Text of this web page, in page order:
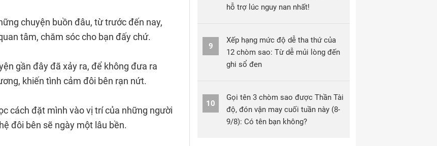
chuyện buồn đâu, từ trước đến nay,
tâm, chăm sóc cho bạn đấy chứ.
gần đây đã xảy ra, để không đưa ra
khiến tình cảm đôi bên rạn nứt.
cách đặt mình vào vị trí của những người
đôi bên sẽ ngày một lâu bền.
hỗ trợ lúc nguy nan nhất!
9
Xếp hạng mức độ dễ tha thứ của
12 chòm sao: Từ dễ mủi lòng đến
ghi sổ đen
10
Gọi tên 3 chòm sao được Thần Tài
độ, đón vận may cuối tuần này (8-
9/8): Có tên bạn không?